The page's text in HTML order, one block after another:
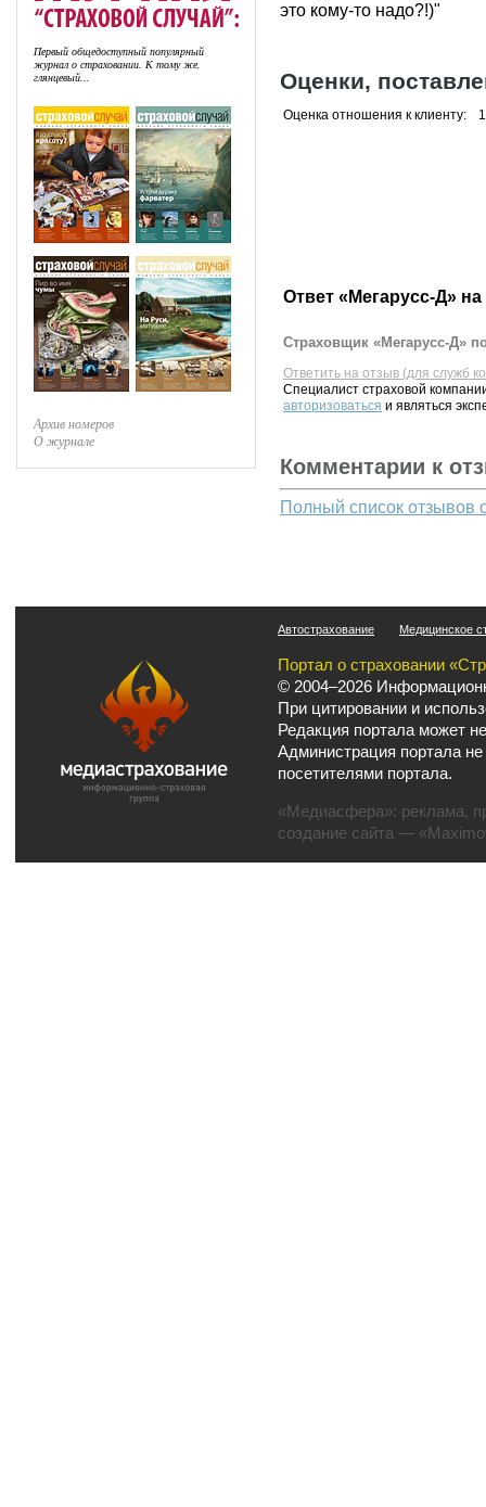
Первый общедоступный популярный
журнал о страховании. К тому же,
глянцевый...
Архив номеров
О журнале
это кому-то надо?!)"
Оценки,
Оценка отношения к клиенту: 1
Ответ «Мегарусс-Д»
Страховщик «Мегарусс-Д»
Ответить на отзыв (для служб
Специалист страховой
авторизоваться и являться
Комментарии к
Полный список отзывов
Автострахование Медицинское
Портал о страховании
© 2004–2026
При цитировании и
Редакция портала может
Администрация портала
посетителями портала.
«Медиасфера»: реклама,
создание сайта —